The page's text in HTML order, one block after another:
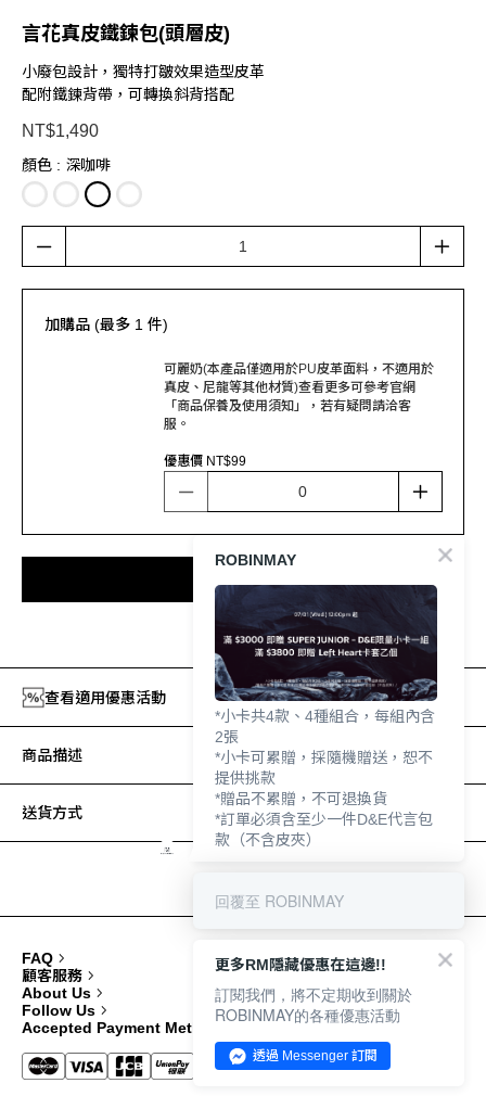
言花真皮鐵鍊包(頭層皮)
小廢包設計，獨特打皺效果造型皮革
配附鐵鍊背帶，可轉換斜背搭配
NT$1,490
顏色 : 深咖啡
加購品 (最多 1 件)
優惠價 NT$99
可麗奶(本產品僅適用於PU皮革面料，不適用於
真皮、尼龍等其他材質)查看更多可參考官網
「商品保養及使用須知」，若有疑問請洽客
服。
加入追蹤清單
查看適用優惠活動
商品描述
送貨方式
FAQ
顧客服務
About Us
Follow Us
Accepted Payment Methods
ROBINMAY
*小卡共4款、4種組合，每組內含
2張
*小卡可累贈，採隨機贈送，恕不
提供挑款
*贈品不累贈，不可退換貨
*訂單必須含至少一件D&E代言包
款（不含皮夾）
回覆至 ROBINMAY
更多RM隱藏優惠在這邊!!
訂閱我們，將不定期收到關於
ROBINMAY的各種優惠活動
透過 Messenger 訂閱